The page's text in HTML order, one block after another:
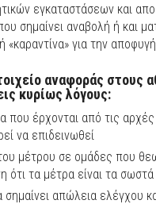
εγκαταστάσεων και
σημαίνει αναβολή ή και
«καραντίνα» για την
αναφοράς στους
κυρίως λόγους:
που έρχονται από τις αρχές
να επιδεινωθεί
μέτρου σε ομάδες που
ότι τα μέτρα είναι τα
σημαίνει απώλεια ελέγχου